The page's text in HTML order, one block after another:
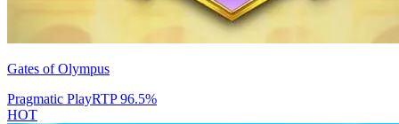
Gates of Olympus
Pragmatic PlayRTP96.5%
HOT